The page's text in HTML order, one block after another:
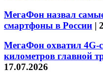
МегаФон назвал
смартфоны в России |
МегаФон охватил 4G-
километров главной
17.07.2026